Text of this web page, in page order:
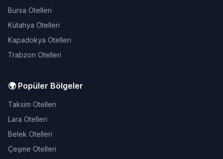
Bursa Otelleri
Kütahya Otelleri
Kapadokya Otelleri
Trabzon Otelleri
🌍 Popüler Bölgeler
Taksim Otelleri
Lara Otelleri
Belek Otelleri
Çeşme Otelleri